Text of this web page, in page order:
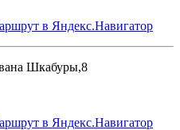
в Яндекс.Навигатор
Шкабуры,8
в Яндекс.Навигатор